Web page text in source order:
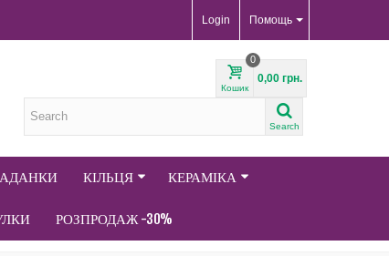
Помощь
Login
Кошик
0
0,00 грн.
Search
КІЛЬЦЯ КЕРАМІКА
РОЗПРОДАЖ -30%